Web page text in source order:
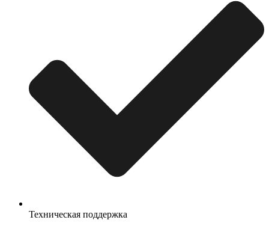
Техническая поддержка